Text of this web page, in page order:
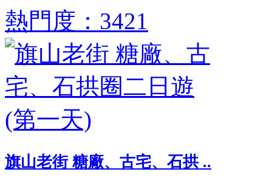
熱門度：3421
旗山老街 糖廠、古宅、石拱 ..